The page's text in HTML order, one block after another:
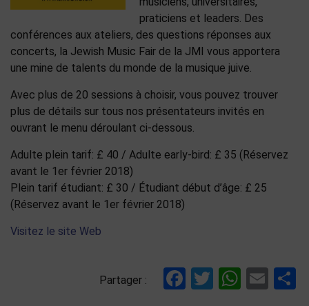
praticiens et leaders. Des
conférences aux ateliers, des questions réponses aux
concerts, la Jewish Music Fair de la JMI vous apportera
une mine de talents du monde de la musique juive.
Avec plus de 20 sessions à choisir, vous pouvez trouver
plus de détails sur tous nos présentateurs invités en
ouvrant le menu déroulant ci-dessous.
Adulte plein tarif: £ 40 / Adulte early-bird: £ 35 (Réservez
avant le 1er février 2018)
Plein tarif étudiant: £ 30 / Étudiant début d’âge: £ 25
(Réservez avant le 1er février 2018)
Visitez le site Web
Partager : Facebook
Twitter